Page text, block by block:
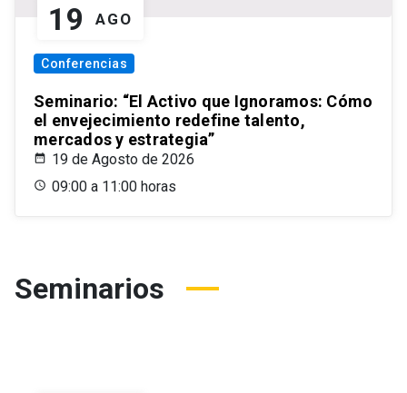
19 AGO
Conferencias
Seminario: “El Activo que Ignoramos: Cómo
el envejecimiento redefine talento,
mercados y estrategia”
19 de Agosto de 2026
09:00 a 11:00 horas
Seminarios